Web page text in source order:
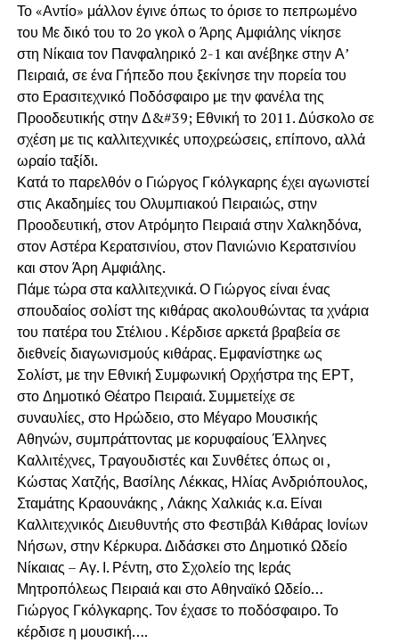
Το «Αντίο» μάλλον έγινε όπως το όρισε το πεπρωμένο
του Με δικό του το 2ο γκολ ο Άρης Αμφιάλης νίκησε
στη Νίκαια τον Πανφαληρικό 2-1 και ανέβηκε στην Α’
Πειραιά, σε ένα Γήπεδο που ξεκίνησε την πορεία του
στο Ερασιτεχνικό Ποδόσφαιρο με την φανέλα της
Προοδευτικής στην Δ&#39; Εθνική το 2011. Δύσκολο σε
σχέση με τις καλλιτεχνικές υποχρεώσεις, επίπονο, αλλά
ωραίο ταξίδι.
Κατά το παρελθόν ο Γιώργος Γκόλγκαρης έχει αγωνιστεί
στις Ακαδημίες του Ολυμπιακού Πειραιώς, στην
Προοδευτική, στον Ατρόμητο Πειραιά στην Χαλκηδόνα,
στον Αστέρα Κερατσινίου, στον Πανιώνιο Κερατσινίου
και στον Άρη Αμφιάλης.
Πάμε τώρα στα καλλιτεχνικά. Ο Γιώργος είναι ένας
σπουδαίος σολίστ της κιθάρας ακολουθώντας τα χνάρια
του πατέρα του Στέλιου . Κέρδισε αρκετά βραβεία σε
διεθνείς διαγωνισμούς κιθάρας. Εμφανίστηκε ως
Σολίστ, με την Εθνική Συμφωνική Ορχήστρα της ΕΡΤ,
στο Δημοτικό Θέατρο Πειραιά. Συμμετείχε σε
συναυλίες, στο Ηρώδειο, στο Μέγαρο Μουσικής
Αθηνών, συμπράττοντας με κορυφαίους Έλληνες
Καλλιτέχνες, Τραγουδιστές και Συνθέτες όπως οι ,
Κώστας Χατζής, Βασίλης Λέκκας, Ηλίας Ανδριόπουλος,
Σταμάτης Κραουνάκης , Λάκης Χαλκιάς κ.α. Είναι
Καλλιτεχνικός Διευθυντής στο Φεστιβάλ Κιθάρας Ιονίων
Νήσων, στην Κέρκυρα. Διδάσκει στο Δημοτικό Ωδείο
Νίκαιας – Αγ. Ι. Ρέντη, στο Σχολείο της Ιεράς
Μητροπόλεως Πειραιά και στο Αθηναϊκό Ωδείο…
Γιώργος Γκόλγκαρης. Τον έχασε το ποδόσφαιρο. Το
κέρδισε η μουσική….